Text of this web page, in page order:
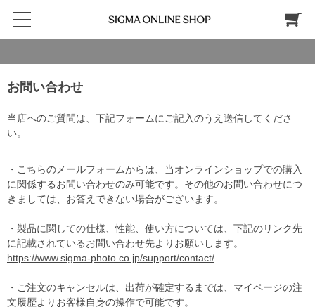
お問い合わせ
当店へのご質問は、下記フォームにご記入のうえ送信してくださ
い。
・こちらのメールフォームからは、当オンラインショップでの購入
に関係するお問い合わせのみ可能です。その他のお問い合わせにつ
きましては、お答えできない場合がございます。
・製品に関しての仕様、性能、使い方については、下記のリンク先
に記載されているお問い合わせ先よりお願いします。
https://www.sigma-photo.co.jp/support/contact/
・ご注文のキャンセルは、出荷が確定するまでは、マイページの注
文履歴よりお客様自身の操作で可能です。